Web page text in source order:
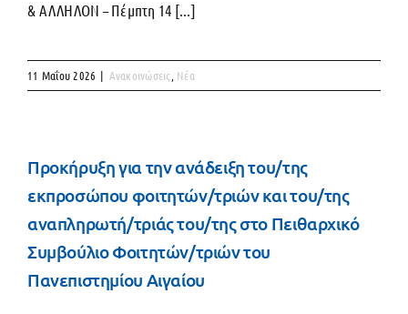
& ΑΛΛΗΛΟΝ – Πέμπτη 14 [...]
11 Μαΐου 2026 | Ανακοινώσεις Νέα
Προκήρυξη για την ανάδειξη του/της
εκπροσώπου φοιτητών/τριών και του/της
αναπληρωτή/τριάς του/της στο Πειθαρχικό
Συμβούλιο Φοιτητών/τριών του
Πανεπιστημίου Αιγαίου